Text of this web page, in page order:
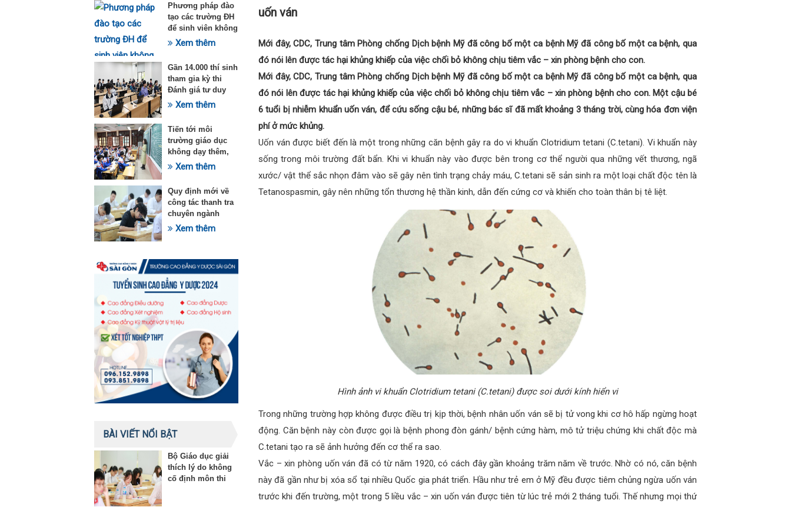
Phương pháp đào
tạo các trường ĐH
để sinh viên không
quá tải với ngành
Xem thêm
Gần 14.000 thí sinh
tham gia kỳ thi
Đánh giá tư duy
đợt 1 năm 2025
Xem thêm
Tiến tới môi
trường giáo dục
không dạy thêm,
học thêm
Xem thêm
Quy định mới về
công tác thanh tra
chuyên ngành
trong lĩnh vực giáo
Xem thêm
BÀI VIẾT NỔI BẬT
Bộ Giáo dục giải
thích lý do không
cố định môn thi
uốn ván
Mới đây, CDC, Trung tâm Phòng chống Dịch bệnh Mỹ đã công bố một ca bệnh Mỹ đã công bố một ca bệnh, qua
đó nói lên được tác hại khủng khiếp của việc chối bỏ không chịu tiêm vắc – xin phòng bệnh cho con.
Mới đây, CDC, Trung tâm Phòng chống Dịch bệnh Mỹ đã công bố một ca bệnh Mỹ đã công bố một ca bệnh, qua
đó nói lên được tác hại khủng khiếp của việc chối bỏ không chịu tiêm vắc – xin phòng bệnh cho con. Một cậu bé
6 tuổi bị nhiễm khuẩn uốn ván, để cứu sống cậu bé, những bác sĩ đã mất khoảng 3 tháng trời, cùng hóa đơn viện
phí ở mức khủng.
Uốn ván được biết đến là một trong những căn bệnh gây ra do vi khuẩn Clotridium tetani (C.tetani). Vi khuẩn này
sống trong môi trường đất bẩn. Khi vi khuẩn này vào được bên trong cơ thể người qua những vết thương, ngã
xước/ vật thể sắc nhọn đâm vào sẽ gây nên tình trạng chảy máu, C.tetani sẽ sản sinh ra một loại chất độc tên là
Tetanospasmin, gây nên những tổn thương hệ thần kinh, dẫn đến cứng cơ và khiến cho toàn thân bị tê liệt.
Hình ảnh vi khuẩn Clotridium tetani (C.tetani) được soi dưới kính hiển vi
Trong những trường hợp không được điều trị kịp thời, bệnh nhân uốn ván sẽ bị tử vong khi cơ hô hấp ngừng hoạt
động. Căn bệnh này còn được gọi là bệnh phong đòn gánh/ bệnh cứng hàm, mô tử triệu chứng khi chất độc mà
C.tetani tạo ra sẽ ảnh hưởng đến cơ thể ra sao.
Vắc – xin phòng uốn ván đã có từ năm 1920, có cách đây gần khoảng trăm năm về trước. Nhờ có nó, căn bệnh
này đã gần như bị xóa sổ tại nhiều Quốc gia phát triển. Hầu như trẻ em ở Mỹ đều được tiêm chủng ngừa uốn ván
trước khi đến trường, một trong 5 liều vắc – xin uốn ván được tiên từ lúc trẻ mới 2 tháng tuổi. Thế nhưng mọi thứ